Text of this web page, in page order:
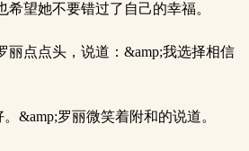
望她不要错过了自己的幸福。
点点头，说道：&amp;我选择相信
&amp;罗丽微笑着附和的说道。